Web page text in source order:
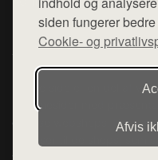
siden fungerer
Cookie- og
Afvis
Denne side er en del af
hjemmesider med
diverse webshops. Der
henviser til de shops, som